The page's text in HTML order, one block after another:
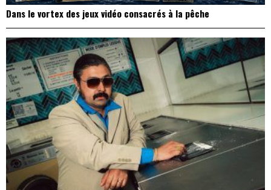
Dans le vortex des jeux vidéo consacrés à la pêche